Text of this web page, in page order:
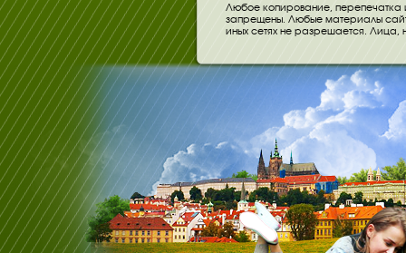
Любое копирование,
запрещены. Любые материалы
иных сетях не разрешается. Лица,